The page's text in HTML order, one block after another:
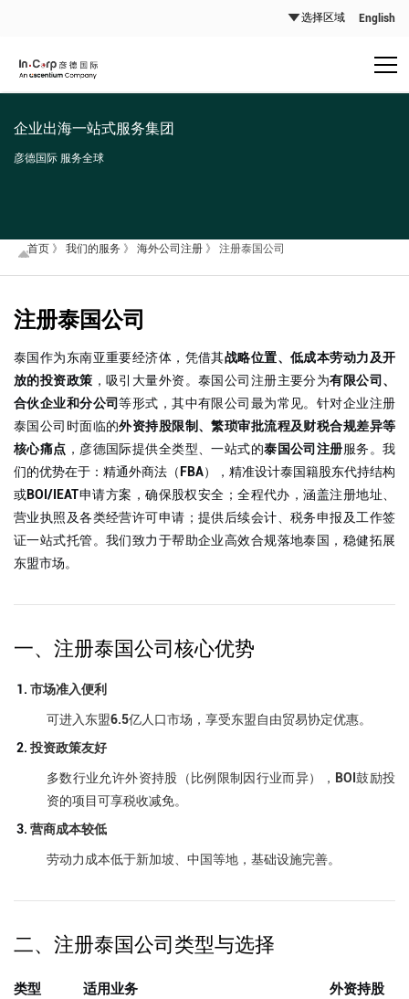
English
企业出海一站式服务集团
彦德国际 服务全球
首页 》 我们的服务 》 海外公司注册 》 注册泰国公司
注册泰国公司
泰国作为东南亚重要经济体，凭借其战略位置、低成本劳动力及开
放的投资政策 ，吸引大量外资。泰国公司注册主要分为有限公司、
合伙企业和分公司等形式，其中有限公司最为常见。针对企业注册
泰国公司时面临的外资持股限制、繁琐审批流程及财税合规差异等
核心痛点 ，彦德国际提供全类型、一站式的泰国公司注册服务。我
们的优势在于：精通外商法（FBA），精准设计泰国籍股东代持结构
或BOI/IEAT申请方案，确保股权安全；全程代办，涵盖注册地址、
营业执照及各类经营许可申请；提供后续会计、税务申报及工作签
证一站式托管。我们致力于帮助企业高效合规落地泰国，稳健拓展
东盟市场。
一、注册泰国公司核心优势
市场准入便利
可进入东盟6.5亿人口市场，享受东盟自由贸易协定优惠。
投资政策友好
多数行业允许外资持股（比例限制因行业而异），BOI鼓励投
资的项目可享税收减免。
营商成本较低
劳动力成本低于新加坡、中国等地，基础设施完善。
二、注册泰国公司类型与选择
类型 适用业务
外资持股